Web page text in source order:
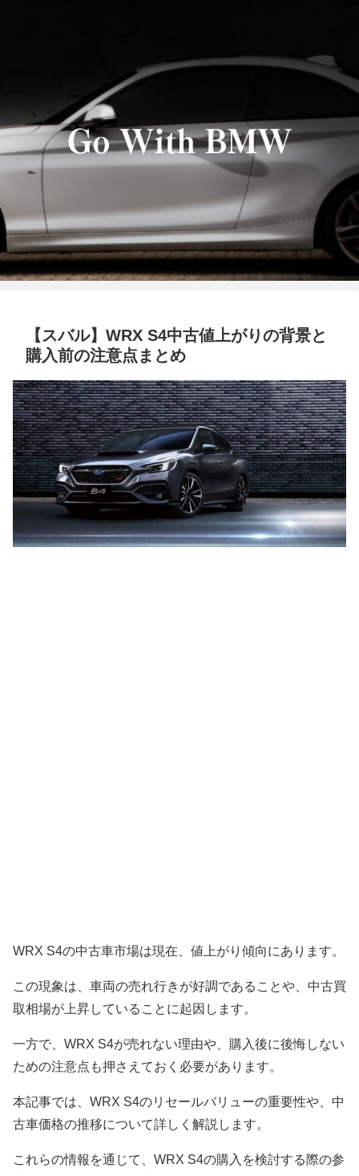
【スバル】WRX S4中古値上がりの背景と
購入前の注意点まとめ
WRX S4の中古車市場は現在、値上がり傾向にあります。
この現象は、車両の売れ行きが好調であることや、中古買
取相場が上昇していることに起因します。
一方で、WRX S4が売れない理由や、購入後に後悔しない
ための注意点も押さえておく必要があります。
本記事では、WRX S4のリセールバリューの重要性や、中
古車価格の推移について詳しく解説します。
これらの情報を通じて、WRX S4の購入を検討する際の参